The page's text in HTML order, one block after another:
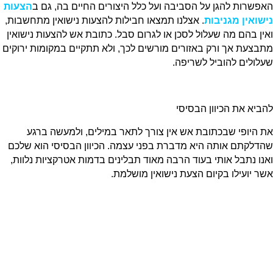
האפשרות להגן על הסביבה ועל כלל היצורים החיים בה, גם בהצעות
נישואין מגניבות. אצלנו תמצאו חבילות להצעות נישואין מתחשבות,
ואין בהם מה שעלול לסכן או לגרום סבל. כתובת אש להצעות נישואין
מתבצעת אך ורק באזורים מורשים לכך, ולא תתקיים במקומות ירוקים
שעלולים להוביל לשריפה.
להביא את הכיוון הבסיסי
את היופי שבכתובת אש אין צורך לתאר במילים, ולמעשה ברגע
שהדלקתם אותה היא מדברת בפני עצמה. הכיוון הבסיסי הוא שלכם
ואנו נתבל אותי בעוד הרבה מאוד תבלינים בדמות אטרקציות נלוות,
אשר יועילו בקיום הצעת נישואין מושלמת.